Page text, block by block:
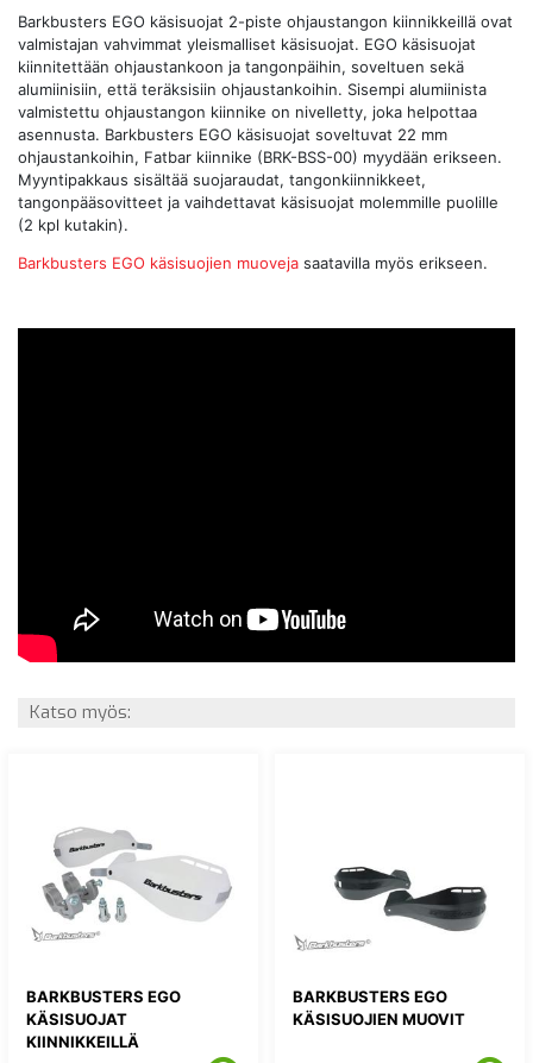
Barkbusters EGO käsisuojat 2-piste ohjaustangon kiinnikkeillä ovat
valmistajan vahvimmat yleismalliset käsisuojat. EGO käsisuojat
kiinnitettään ohjaustankoon ja tangonpäihin, soveltuen sekä
alumiinisiin, että teräksisiin ohjaustankoihin. Sisempi alumiinista
valmistettu ohjaustangon kiinnike on nivelletty, joka helpottaa
asennusta. Barkbusters EGO käsisuojat soveltuvat 22 mm
ohjaustankoihin, Fatbar kiinnike (BRK-BSS-00) myydään erikseen.
Myyntipakkaus sisältää suojaraudat, tangonkiinnikkeet,
tangonpääsovitteet ja vaihdettavat käsisuojat molemmille puolille
(2 kpl kutakin).
Barkbusters EGO käsisuojien muoveja saatavilla myös erikseen.
Katso myös:
BARKBUSTERS EGO
KÄSISUOJAT
KIINNIKKEILLÄ
BARKBUSTERS EGO
KÄSISUOJIEN MUOVIT